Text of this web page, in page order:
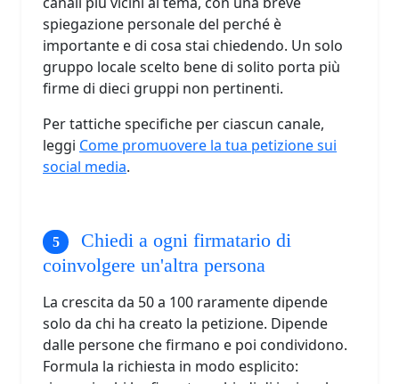
spiegazione personale del perché è
importante e di cosa stai chiedendo. Un solo
gruppo locale scelto bene di solito porta più
firme di dieci gruppi non pertinenti.
Per tattiche specifiche per ciascun canale,
leggi Come promuovere la tua petizione sui
social media.
Chiedi a ogni firmatario di
coinvolgere un'altra persona
La crescita da 50 a 100 raramente dipende
solo da chi ha creato la petizione. Dipende
dalle persone che firmano e poi condividono.
Formula la richiesta in modo esplicito: